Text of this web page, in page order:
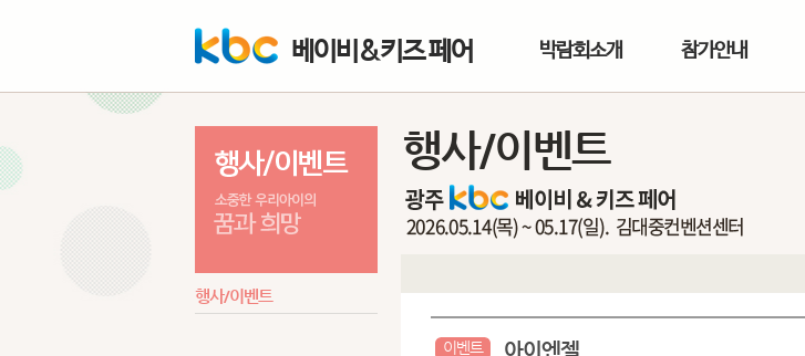
베이비&키즈 페어 박람회소개 참가안내
행사/이벤트
행사/이벤트
이벤트 아이엔젤